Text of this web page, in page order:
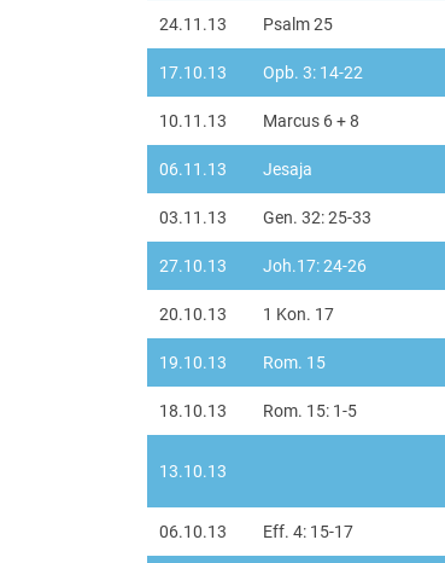
24.11.13 Psalm 25
17.10.13 Opb. 3: 14-22
10.11.13 Marcus 6 + 8
06.11.13 Jesaja
03.11.13 Gen. 32: 25-33
27.10.13 Joh.17: 24-26
20.10.13 1 Kon. 17
19.10.13 Rom. 15
18.10.13 Rom. 15: 1-5
13.10.13
06.10.13 Eff. 4: 15-17